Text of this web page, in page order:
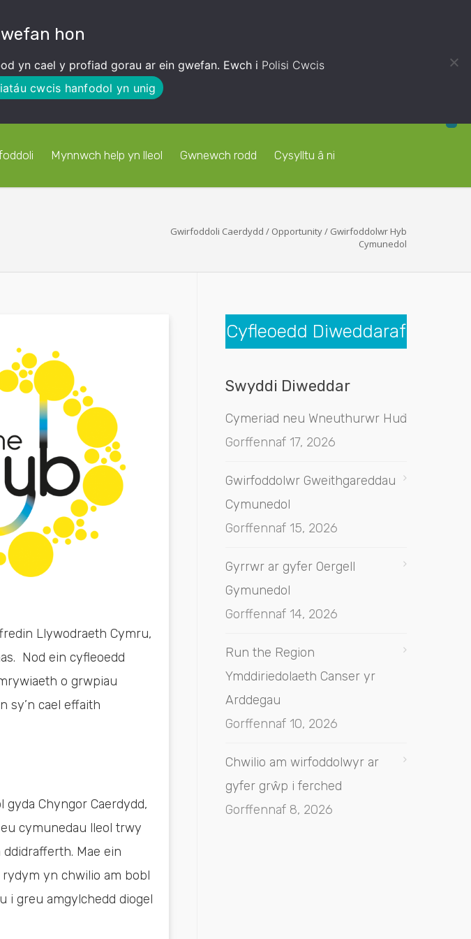
hon
yn cael y profiad gorau ar ein gwefan. Ewch i Polisi Cwcis
cwcis hanfodol yn unig
Mynnwch help yn lleol Gwnewch rodd Cysylltu â ni
Gwirfoddoli Caerdydd / Opportunity/ Gwirfoddolwr Hyb
Cymunedol
Llywodraeth Cymru,
Nod ein cyfleoedd
o grwpiau
sy’n cael effaith
Chyngor Caerdydd,
cymunedau lleol trwy
Mae ein
yn chwilio am bobl
i greu amgylchedd diogel
Cyfleoedd Diweddaraf
Swyddi Diweddar
Cymeriad neu Wneuthurwr Hud
Gorffennaf 17, 2026
Gwirfoddolwr Gweithgareddau
Cymunedol
Gorffennaf 15, 2026
Gyrrwr ar gyfer Oergell
Gymunedol
Gorffennaf 14, 2026
Run the Region
Ymddiriedolaeth Canser yr
Arddegau
Gorffennaf 10, 2026
Chwilio am wirfoddolwyr ar
gyfer grŵp i ferched
Gorffennaf 8, 2026